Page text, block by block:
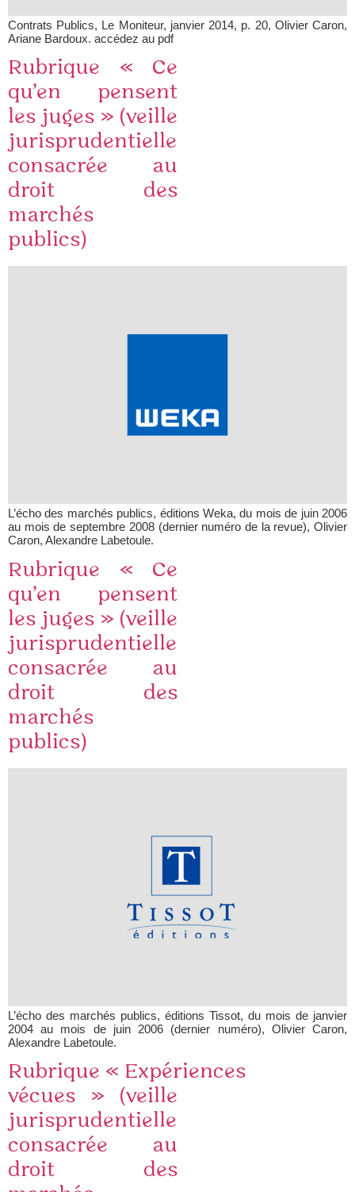
Contrats Publics, Le Moniteur, janvier 2014, p. 20, Olivier Caron,
Ariane Bardoux. accédez au pdf
Rubrique « Ce
qu’en pensent
les juges » (veille
jurisprudentielle
consacrée au
droit des
marchés
publics)
L’écho des marchés publics, éditions Weka, du mois de juin 2006
au mois de septembre 2008 (dernier numéro de la revue), Olivier
Caron, Alexandre Labetoule.
Rubrique « Ce
qu’en pensent
les juges » (veille
jurisprudentielle
consacrée au
droit des
marchés
publics)
L’écho des marchés publics, éditions Tissot, du mois de janvier
2004 au mois de juin 2006 (dernier numéro), Olivier Caron,
Alexandre Labetoule.
Rubrique « Expériences
vécues » (veille
jurisprudentielle
consacrée au
droit des